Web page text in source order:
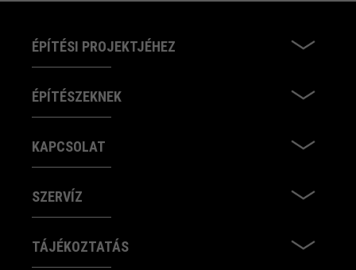
ÉPÍTÉSI PROJEKTJÉHEZ
ÉPÍTÉSZEKNEK
KAPCSOLAT
SZERVÍZ
TÁJÉKOZTATÁS